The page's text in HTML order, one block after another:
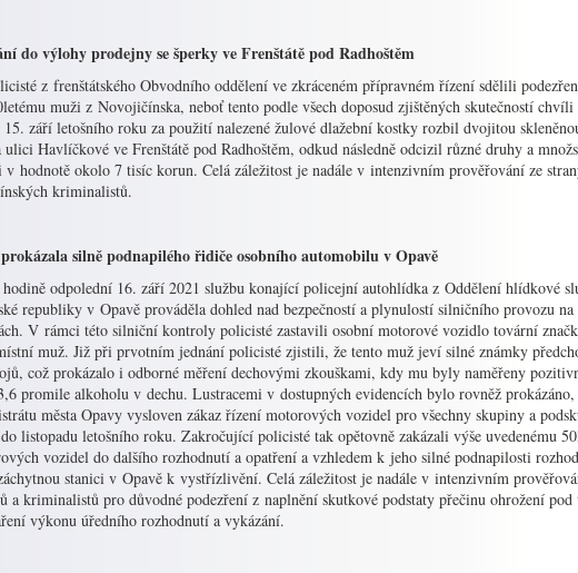
do výlohy prodejny se šperky ve Frenštátě pod Radhoštěm
z frenštátského Obvodního oddělení ve zkráceném přípravném řízení sdělili
muži z Novojičínska, neboť tento podle všech doposud zjištěných skutečností chvíli
15. září letošního roku za použití nalezené žulové dlažební kostky rozbil dvojitou
Havlíčkové ve Frenštátě pod Radhoštěm, odkud následně odcizil různé druhy a
hodnotě okolo 7 tisíc korun. Celá záležitost je nadále v intenzivním prověřování ze
kriminalistů.
silně podnapilého řidiče osobního automobilu v Opavě
odpolední 16. září 2021 službu konající policejní autohlídka z Oddělení hlídkové
republiky v Opavě prováděla dohled nad bezpečností a plynulostí silničního provozu
V rámci této silniční kontroly policisté zastavili osobní motorové vozidlo tovární
muž. Již při prvotním jednání policisté zjistili, že tento muž jeví silné známky
což prokázalo i odborné měření dechovými zkouškami, kdy mu byly naměřeny
promile alkoholu v dechu. Lustracemi v dostupných evidencích bylo rovněž
města Opavy vysloven zákaz řízení motorových vozidel pro všechny skupiny a
listopadu letošního roku. Zakročující policisté tak opětovně zakázali výše uvedenému
vozidel do dalšího rozhodnutí a opatření a vzhledem k jeho silné podnapilosti
stanici v Opavě k vystřízlivění. Celá záležitost je nadále v intenzivním
a kriminalistů pro důvodné podezření z naplnění skutkové podstaty přečinu ohrožení
výkonu úředního rozhodnutí a vykázání.